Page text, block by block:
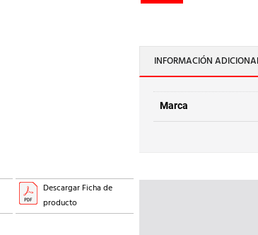
INFORMACIÓN
Marca
Descargar Ficha de
producto